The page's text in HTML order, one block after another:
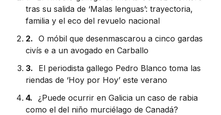
tras su salida de ‘Malas lenguas’: trayectoria,
familia y el eco del revuelo nacional
2. O móbil que desenmascarou a cinco gardas
civís e a un avogado en Carballo
3.
El periodista gallego Pedro Blanco toma las
riendas de ‘Hoy por Hoy’ este verano
4.
¿Puede ocurrir en Galicia un caso de rabia
como el del niño murciélago de Canadá?